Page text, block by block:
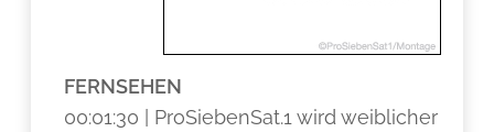
FERNSEHEN
00:01:30 | ProSiebenSat.1 wird weiblicher